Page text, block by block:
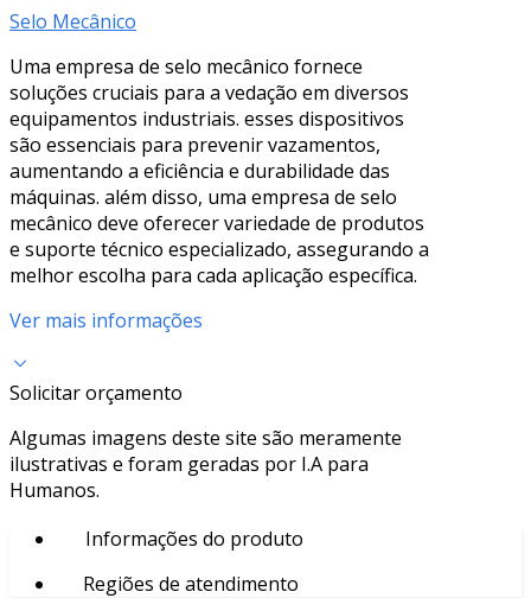
Selo Mecânico
Uma empresa de selo mecânico fornece
soluções cruciais para a vedação em diversos
equipamentos industriais. esses dispositivos
são essenciais para prevenir vazamentos,
aumentando a eficiência e durabilidade das
máquinas. além disso, uma empresa de selo
mecânico deve oferecer variedade de produtos
e suporte técnico especializado, assegurando a
melhor escolha para cada aplicação específica.
Ver mais informações
Solicitar orçamento
Algumas imagens deste site são meramente
ilustrativas e foram geradas por I.A para
Humanos.
Informações do produto
Regiões de atendimento